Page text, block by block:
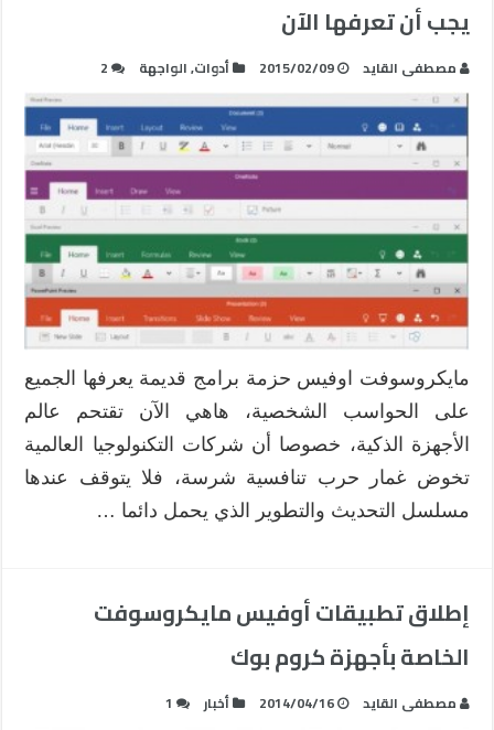
يجب أن تعرفها الآن
مصطفى القايد 2015/02/09 أدوات,الواجهة 2
مايكروسوفت اوفيس حزمة برامج قديمة يعرفها الجميع
على الحواسب الشخصية، هاهي الآن تقتحم عالم
الأجهزة الذكية، خصوصا أن شركات التكنولوجيا العالمية
تخوض غمار حرب تنافسية شرسة، فلا يتوقف عندها
مسلسل التحديث والتطوير الذي يحمل دائما …
إطلاق تطبيقات أوفيس مايكروسوفت
الخاصة بأجهزة كروم بوك
مصطفى القايد 2014/04/16 أخبار 1